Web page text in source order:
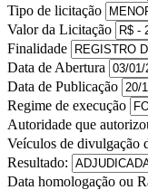
Tipo de licitação
Valor da Licitação
Finalidade
Data de Abertura
Data de Publicação
Regime de execução
Autoridade que
Veículos de divulgação
Resultado:
Data homologação ou